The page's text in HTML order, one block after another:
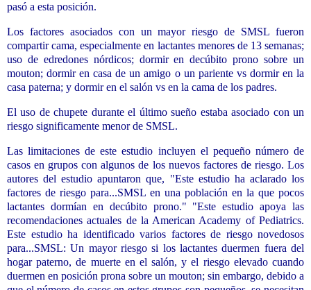
pasó a esta posición.
Los factores asociados con un mayor riesgo de SMSL fueron
compartir cama, especialmente en lactantes menores de 13 semanas;
uso de edredones nórdicos; dormir en decúbito prono sobre un
mouton; dormir en casa de un amigo o un pariente vs dormir en la
casa paterna; y dormir en el salón vs en la cama de los padres.
El uso de chupete durante el último sueño estaba asociado con un
riesgo significamente menor de SMSL.
Las limitaciones de este estudio incluyen el pequeño número de
casos en grupos con algunos de los nuevos factores de riesgo. Los
autores del estudio apuntaron que, "Este estudio ha aclarado los
factores de riesgo para...SMSL en una población en la que pocos
lactantes dormían en decúbito prono." "Este estudio apoya las
recomendaciones actuales de la American Academy of Pediatrics.
Este estudio ha identificado varios factores de riesgo novedosos
para...SMSL: Un mayor riesgo si los lactantes duermen fuera del
hogar paterno, de muerte en el salón, y el riesgo elevado cuando
duermen en posición prona sobre un mouton; sin embargo, debido a